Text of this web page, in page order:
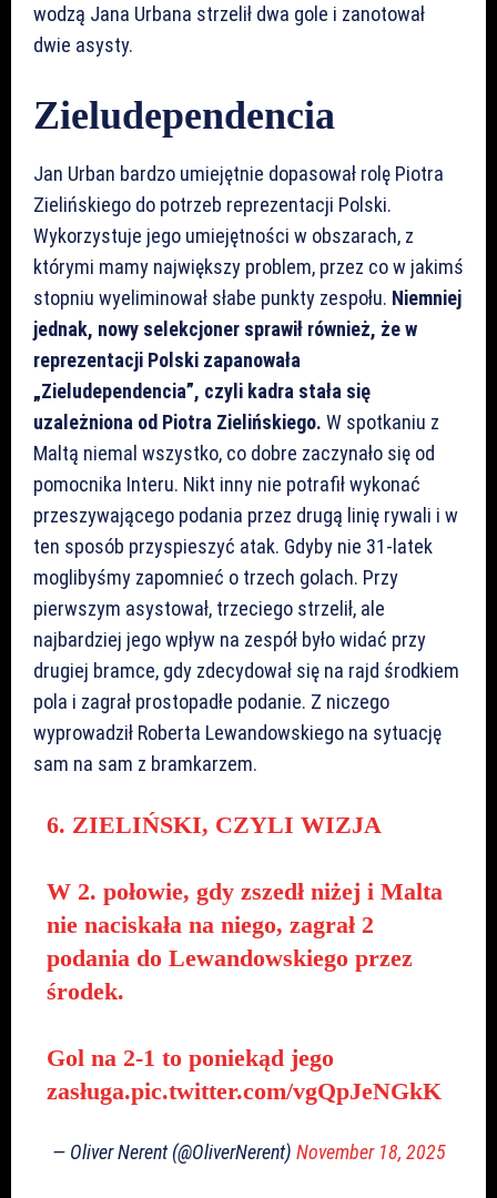
wodzą Jana Urbana strzelił dwa gole i zanotował
dwie asysty.
Zieludependencia
Jan Urban bardzo umiejętnie dopasował rolę Piotra
Zielińskiego do potrzeb reprezentacji Polski.
Wykorzystuje jego umiejętności w obszarach, z
którymi mamy największy problem, przez co w jakimś
stopniu wyeliminował słabe punkty zespołu. Niemniej
jednak, nowy selekcjoner sprawił również, że w
reprezentacji Polski zapanowała
„Zieludependencia”, czyli kadra stała się
uzależniona od Piotra Zielińskiego. W spotkaniu z
Maltą niemal wszystko, co dobre zaczynało się od
pomocnika Interu. Nikt inny nie potrafił wykonać
przeszywającego podania przez drugą linię rywali i w
ten sposób przyspieszyć atak. Gdyby nie 31-latek
moglibyśmy zapomnieć o trzech golach. Przy
pierwszym asystował, trzeciego strzelił, ale
najbardziej jego wpływ na zespół było widać przy
drugiej bramce, gdy zdecydował się na rajd środkiem
pola i zagrał prostopadłe podanie. Z niczego
wyprowadził Roberta Lewandowskiego na sytuację
sam na sam z bramkarzem.
6. ZIELIŃSKI, CZYLI WIZJA
W 2. połowie, gdy zszedł niżej i Malta
nie naciskała na niego, zagrał 2
podania do Lewandowskiego przez
środek.
Gol na 2-1 to poniekąd jego
zasługa.pic.twitter.com/vgQpJeNGkK
— Oliver Nerent (@OliverNerent) November 18, 2025